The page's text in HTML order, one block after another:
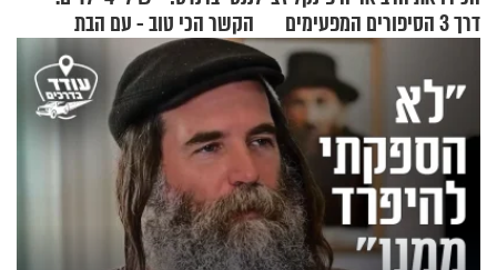
דרך 3 הסיפורים המפעימים
הקשר הכי טוב - עם הבת
החרדית"